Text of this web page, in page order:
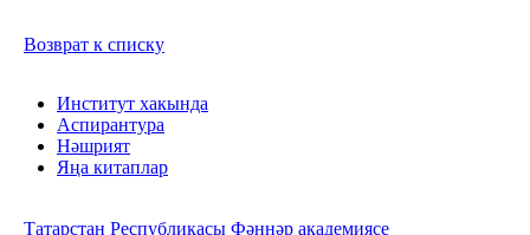
Возврат к списку
Институт хакында
Аспирантура
Нәшрият
Яңа китаплар
Татарстан Республикасы Фәннәр академиясе